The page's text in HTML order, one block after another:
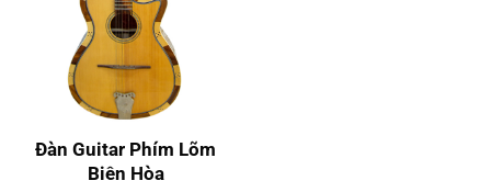
Đàn Guitar Phím Lõm
Biên Hòa